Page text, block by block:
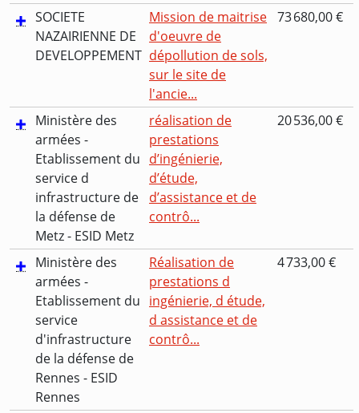
SOCIETE
NAZAIRIENNE DE
DEVELOPPEMENT
Mission de maitrise
d'oeuvre de
dépollution de sols,
sur le site de
l'ancie...
73 680,00 €
Ministère des
armées -
Etablissement du
service d
infrastructure de
la défense de
Metz - ESID Metz
réalisation de
prestations
d’ingénierie,
d’étude,
d’assistance et de
contrô...
20 536,00 €
Ministère des
armées -
Etablissement du
service
d'infrastructure
de la défense de
Rennes - ESID
Rennes
Réalisation de
prestations d
ingénierie, d étude,
d assistance et de
contrô...
4 733,00 €